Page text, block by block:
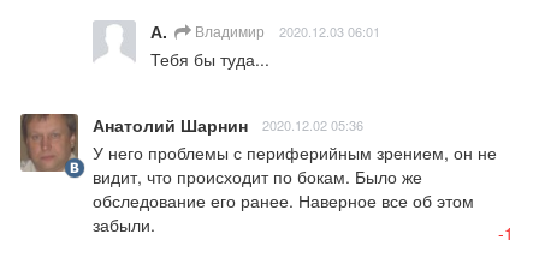
А. Владимир 2020.12.03 06:01
Тебя бы туда...
Анатолий Шарнин 2020.12.02 05:36
У него проблемы с периферийным зрением, он не
видит, что происходит по бокам. Было же
обследование его ранее. Наверное все об этом
забыли.
-1